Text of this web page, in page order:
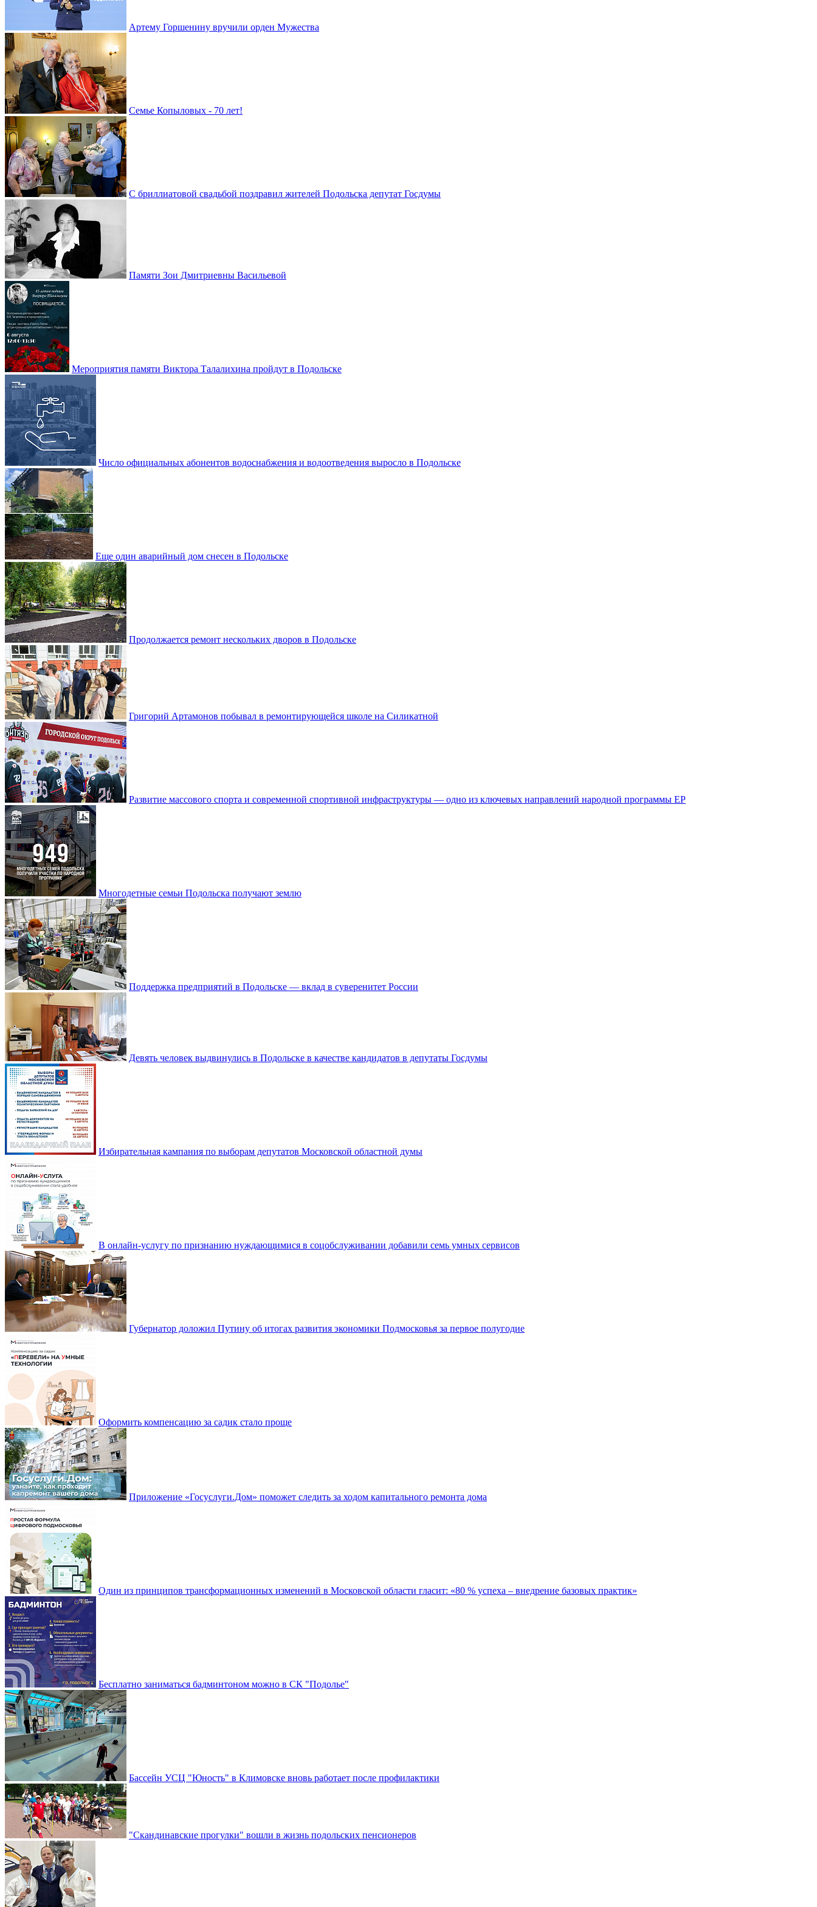
Артему Горшенину вручили орден Мужества
Семье Копыловых - 70 лет!
С бриллиатовой свадьбой поздравил жителей Подольска депутат Госдумы
Памяти Зои Дмитриевны Васильевой
Мероприятия памяти Виктора Талалихина пройдут в Подольске
Число официальных абонентов водоснабжения и водоотведения выросло в Подольске
Еще один аварийный дом снесен в Подольске
Продолжается ремонт нескольких дворов в Подольске
Григорий Артамонов побывал в ремонтирующейся школе на Силикатной
Развитие массового спорта и современной спортивной инфраструктуры — одно из ключевых направлений народной программы ЕР
Многодетные семьи Подольска получают землю
Поддержка предприятий в Подольске — вклад в суверенитет России
Девять человек выдвинулись в Подольске в качестве кандидатов в депутаты Госдумы
Избирательная кампания по выборам депутатов Московской областной думы
В онлайн-услугу по признанию нуждающимися в соцобслуживании добавили семь умных сервисов
Губернатор доложил Путину об итогах развития экономики Подмосковья за первое полугодие
Оформить компенсацию за садик стало проще
Приложение «Госуслуги.Дом» поможет следить за ходом капитального ремонта дома
Один из принципов трансформационных изменений в Московской области гласит: «80 % успеха – внедрение базовых практик»
Бесплатно заниматься бадминтоном можно в СК "Подолье"
Бассейн УСЦ "Юность" в Климовске вновь работает после профилактики
"Скандинавские прогулки" вошли в жизнь подольских пенсионеров